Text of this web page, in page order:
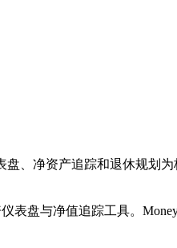
盘、净资产追踪和退休规
表盘与净值追踪工具。